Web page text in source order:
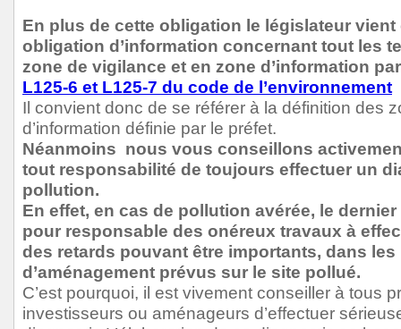
En plus de cette obligation le législateur vient
obligation d’information concernant tout les
zone de vigilance et en zone d’information
L125-6 et L125-7 du code de l’environnement
Il convient donc de se référer à la définition des
d’information définie par le préfet.
Néanmoins nous vous conseillons
tout responsabilité de toujours effectuer un
pollution.
En effet, en cas de pollution avérée, le
pour responsable des onéreux travaux à
des retards pouvant être importants, dans les
d’aménagement prévus sur le site pollué.
C’est pourquoi, il est vivement conseiller à tous
investisseurs ou aménageurs d’effectuer